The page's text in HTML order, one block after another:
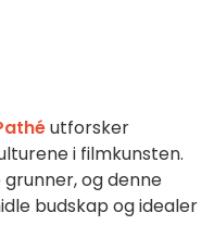
utforsker
i filmkunsten.
og denne
budskap og idealer